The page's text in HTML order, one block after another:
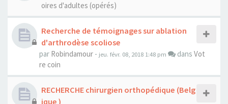
oires d'adultes (opérés)
Recherche de témoignages sur ablation
d'arthrodèse scoliose
par Robindamour - jeu. févr. 08, 2018 1:48 pm dans Vot
re coin
RECHERCHE chirurgien orthopédique (Belg
ique )